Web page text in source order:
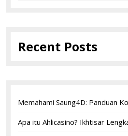
Recent Posts
Memahami Saung4D: Panduan
Apa itu Ahlicasino? Ikhtisar